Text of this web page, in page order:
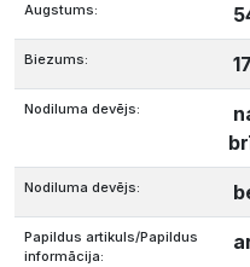
Augstums:
Biezums:
Nodiluma devējs:
Nodiluma devējs:
Papildus artikuls/Papildus
informācija: